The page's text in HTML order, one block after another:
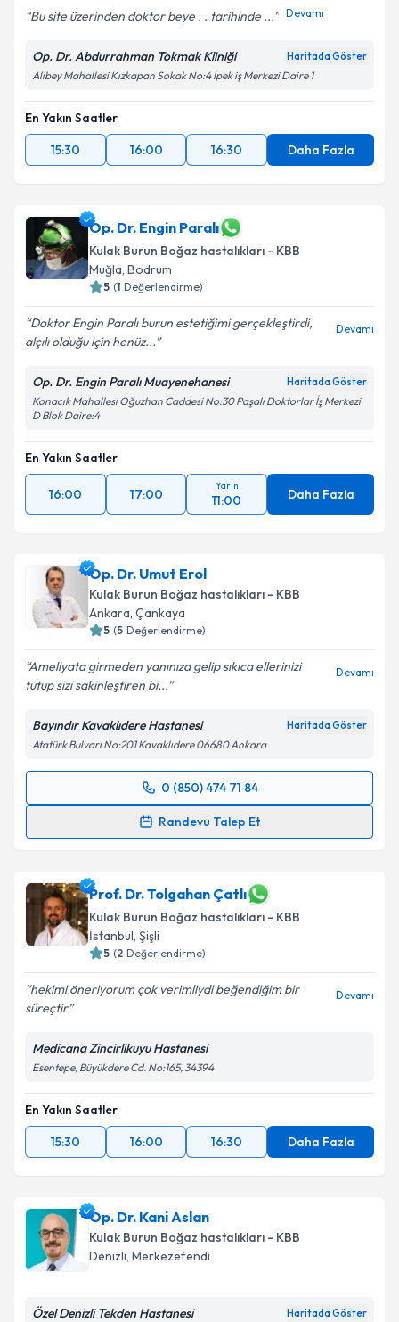
Bu site üzerinden doktor beye . . tarihinde ... Devamı
Op. Dr. Abdurrahman Tokmak Kliniği Haritada Göster
Alibey Mahallesi Kızkapan Sokak No:4 İpek iş Merkezi Daire 1
En Yakın Saatler
15:30
16:00 16:30 Daha Fazla
Op. Dr. Engin Paralı
Kulak Burun Boğaz hastalıkları - KBB
Muğla, Bodrum
5 (1 Değerlendirme)
Doktor Engin Paralı burun estetiğimi gerçekleştirdi,
alçılı olduğu için henüz...
Devamı
Op. Dr. Engin Paralı Muayenehanesi Haritada Göster
Konacık Mahallesi Oğuzhan Caddesi No:30 Paşalı Doktorlar İş Merkezi
D Blok Daire:4
En Yakın Saatler
16:00 17:00
Yarın
11:00 Daha Fazla
Op. Dr. Umut Erol
Kulak Burun Boğaz hastalıkları - KBB
Ankara, Çankaya
5 (5 Değerlendirme)
Ameliyata girmeden yanınıza gelip sıkıca ellerinizi
tutup sizi sakinleştiren bi...
Devamı
Bayındır Kavaklıdere Hastanesi Haritada Göster
Atatürk Bulvarı No:201 Kavaklıdere 06680 Ankara
0 (850) 474 71 84
Randevu Talep Et
Randevu Takvimi Talebi
takvim hazırlandığında e-posta ile bilgilendireceğiz.
E-posta Adresiniz
kapsamda işlenmesini kabul ediyorum.
Prof. Dr. Tolgahan Çatlı
Kulak Burun Boğaz hastalıkları - KBB
İstanbul, Şişli
5 (2 Değerlendirme)
hekimi öneriyorum çok verimliydi beğendiğim bir
süreçtir
Devamı
Medicana Zincirlikuyu Hastanesi
Esentepe, Büyükdere Cd. No:165, 34394
En Yakın Saatler
15:30
16:00 16:30 Daha Fazla
Op. Dr. Kani Aslan
Kulak Burun Boğaz hastalıkları - KBB
Denizli, Merkezefendi
Özel Denizli Tekden Hastanesi Haritada Göster